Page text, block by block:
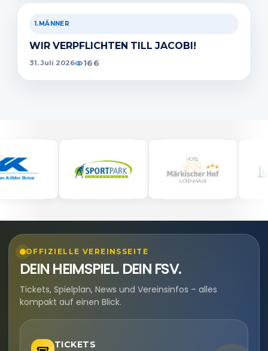
1.MÄNNER
WIR VERPFLICHTEN TILL JACOBI!
31. Juli 2026 166
OFFIZIELLE VEREINSSEITE
DEIN HEIMSPIEL. DEIN FSV.
Tickets, Spielplan, News und Vereinsinfos – alles
kompakt auf einen Blick.
TICKETS